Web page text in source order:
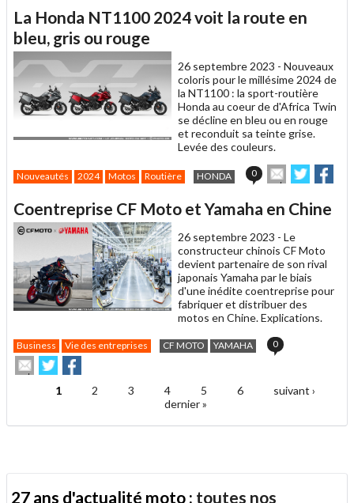
à
La Honda NT1100 2024 voit la route en
bleu, gris ou rouge
26 septembre 2023 - Nouveaux
coloris pour le millésime 2024 de
la NT1100 : la sport-routière
Honda au coeur de d'Africa Twin
se décline en bleu ou en rouge
et reconduit sa teinte grise.
Levée des couleurs.
Nouveautés 2024 Motos Routière HONDA 0
Envoyer
cet
à
ami
Partager
sur sur
Coentreprise CF Moto et Yamaha en Chine
26 septembre 2023 - Le
constructeur chinois CF Moto
devient partenaire de son rival
japonais Yamaha par le biais
d'une inédite coentreprise pour
fabriquer et distribuer des
motos en Chine. Explications.
Business Vie des entreprises CF MOTO YAMAHA 0
Envoyer
cet
ami
Partager
sur
Twitter
sur
Facebook
Pages1 2 3 4 5 6
suivant ›
dernier »
27 ans d'actualité moto : toutes nos